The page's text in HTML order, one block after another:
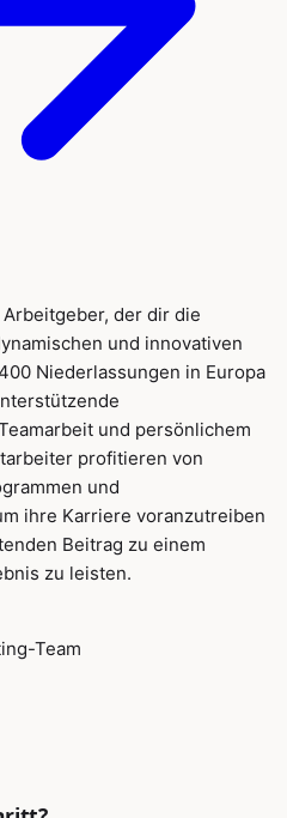
der dir die
und innovativen
Niederlassungen in Europa
und persönlichem
profitieren von
und
ihre Karriere voranzutreiben
Beitrag zu einem
zu leisten.
Team